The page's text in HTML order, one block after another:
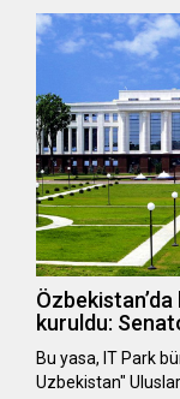
kuruldu:
Bu yasa, IT Park
Uzbekistan"